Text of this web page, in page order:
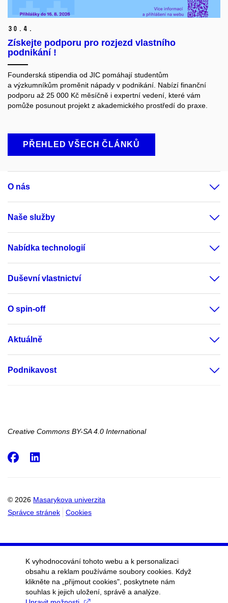
30. 4.
Získejte podporu pro rozjezd vlastního
podnikání !
Founderská stipendia od JIC pomáhají studentům
a výzkumníkům proměnit nápady v podnikání. Nabízí finanční
podporu až 25 000 Kč měsíčně i expertní vedení, které vám
pomůže posunout projekt z akademického prostředí do praxe.
PŘEHLED VŠECH ČLÁNKŮ
O nás
Naše služby
Nabídka technologií
Duševní vlastnictví
O spin-off
Aktuálně
Podnikavost
Creative Commons BY-SA 4.0 International
© 2026 Masarykova univerzita
Správce stránek
Cookies
Facebook
K vyhodnocování tohoto webu a k personalizaci
obsahu a reklam používáme soubory cookies. Když
klikněte na „přijmout cookies", poskytnete nám
souhlas k jejich uložení, správě a analýze.